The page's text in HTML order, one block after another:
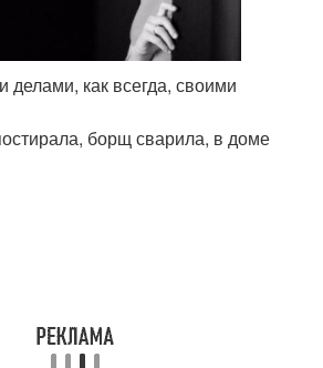
как всегда, своими
борщ сварила, в доме